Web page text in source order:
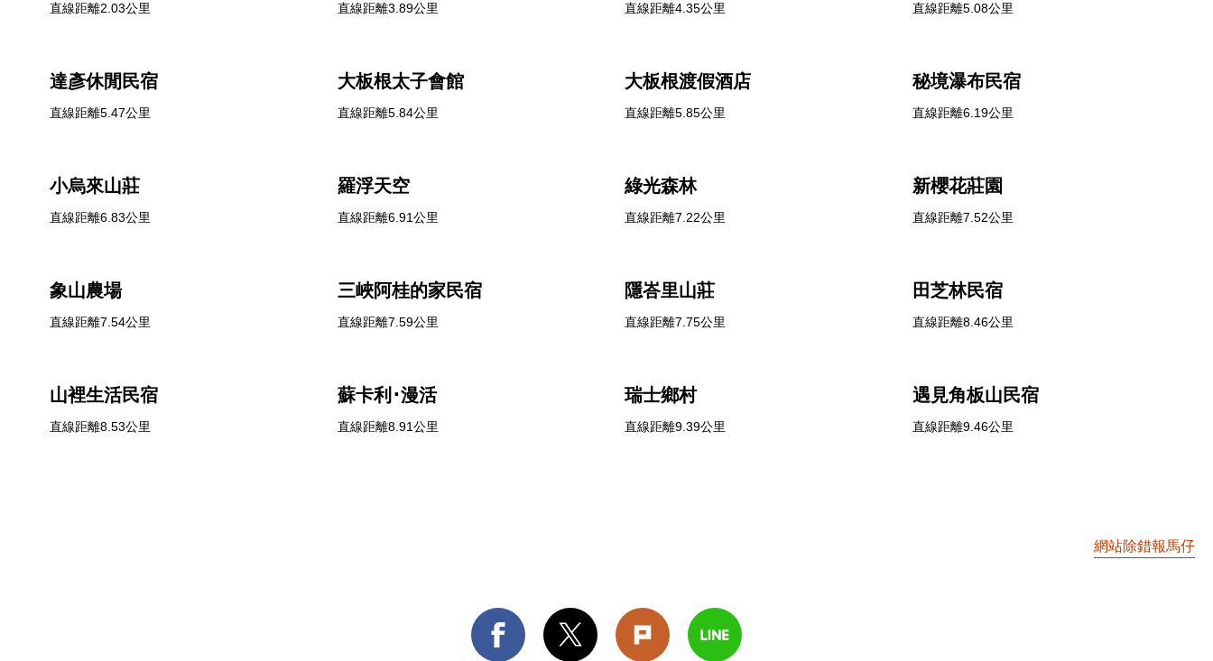
直線距離2.03公里 直線距離3.89公里 直線距離4.35公里 直線距離5.08公里
達彥休閒民宿
直線距離5.47公里
大板根太子會館
直線距離5.84公里
大板根渡假酒店
直線距離5.85公里
秘境瀑布民宿
直線距離6.19公里
小烏來山莊
直線距離6.83公里
羅浮天空
直線距離6.91公里
綠光森林
直線距離7.22公里
新櫻花莊園
直線距離7.52公里
象山農場
直線距離7.54公里
三峽阿桂的家民宿
直線距離7.59公里
隱峇里山莊
直線距離7.75公里
田芝林民宿
直線距離8.46公里
山裡生活民宿
直線距離8.53公里
蘇卡利･漫活
直線距離8.91公里
瑞士鄉村
直線距離9.39公里
遇見角板山民宿
直線距離9.46公里
網站除錯報馬仔